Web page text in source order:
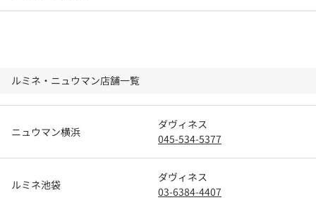
ルミネ・ニュウマン店舗一覧
ニュウマン横浜
ダヴィネス
045-534-5377
ルミネ池袋
ダヴィネス
03-6384-4407